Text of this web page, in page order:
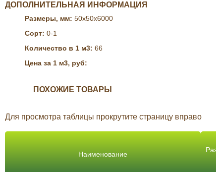
ДОПОЛНИТЕЛЬНАЯ ИНФОРМАЦИЯ
Размеры, мм: 50x50x6000
Сорт: 0-1
Количество в 1 м3: 66
Цена за 1 м3, руб:
ПОХОЖИЕ ТОВАРЫ
Для просмотра таблицы прокрутите страницу вправо
Наименование